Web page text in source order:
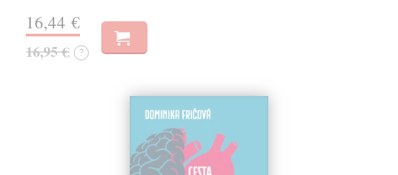
16,44 €
16,95 € ?